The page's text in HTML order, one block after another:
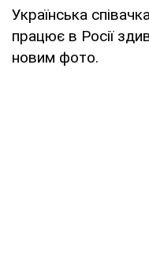
Українська
працює в Росії
новим фото.